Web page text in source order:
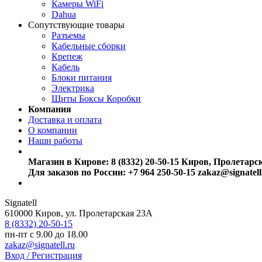
Камеры WiFi
Dahua
Сопутствующие товары
Разъемы
Кабельные сборки
Крепеж
Кабель
Блоки питания
Электрика
Щиты Боксы Коробки
Компания
Доставка и оплата
О компании
Наши работы
Магазин в Кирове: 8 (8332) 20-50-15 Киров,
Для заказов по России: +7 964 250-50-15
Signatell
610000 Киров, ул. Пролетарская 23А
8 (8332) 20-50-15
пн-пт с 9.00 до 18.00
zakaz@signatell.ru
Вход / Регистрация